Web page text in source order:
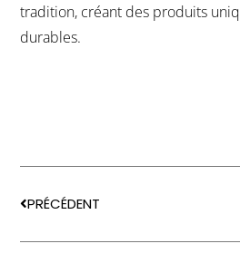
tradition, créant des produits
durables.
PRÉCÉDENT